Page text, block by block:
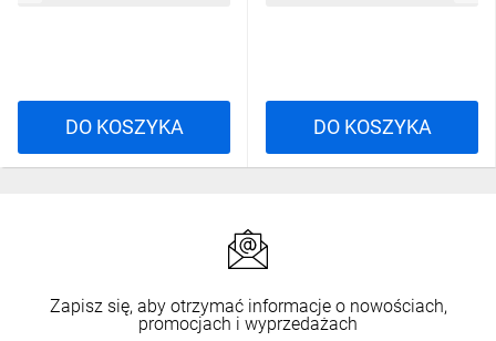
DO KOSZYKA DO KOSZYKA
Zapisz się, aby otrzymać informacje o nowościach,
promocjach i wyprzedażach